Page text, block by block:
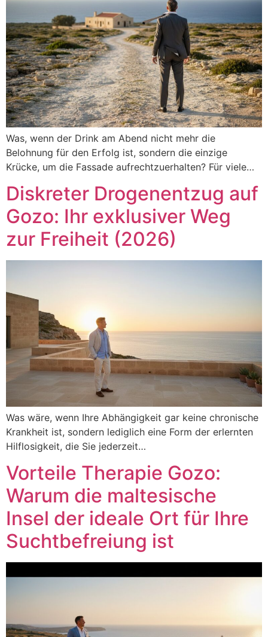
Was, wenn der Drink am Abend nicht mehr die
Belohnung für den Erfolg ist, sondern die einzige
Krücke, um die Fassade aufrechtzuerhalten? Für viele…
Diskreter Drogenentzug auf
Gozo: Ihr exklusiver Weg
zur Freiheit (2026)
Was wäre, wenn Ihre Abhängigkeit gar keine chronische
Krankheit ist, sondern lediglich eine Form der erlernten
Hilflosigkeit, die Sie jederzeit…
Vorteile Therapie Gozo:
Warum die maltesische
Insel der ideale Ort für Ihre
Suchtbefreiung ist